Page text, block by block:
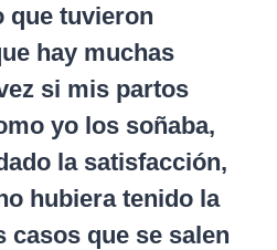
que tuvieron
hay muchas
si mis partos
yo los soñaba,
la satisfacción,
hubiera tenido la
casos que se salen